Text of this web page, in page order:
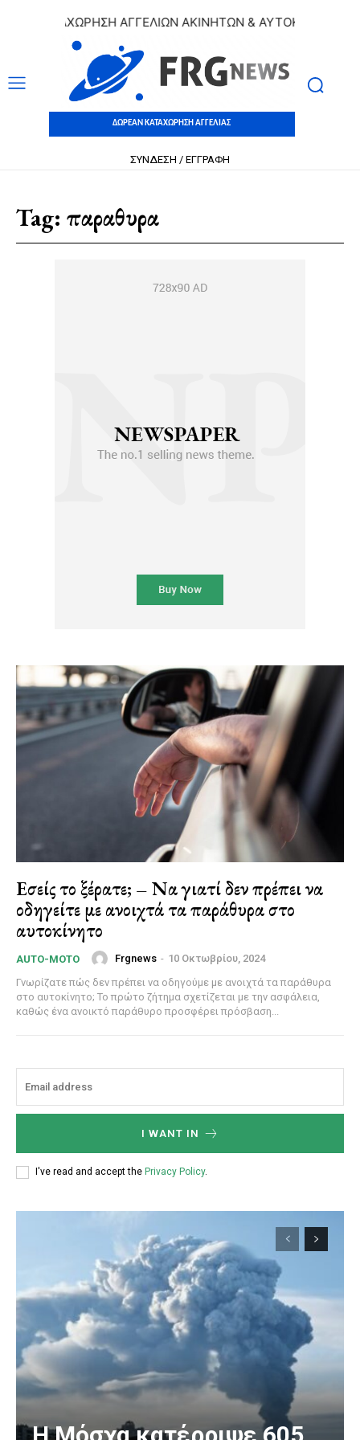
ΚΑΤΑΧΩΡΗΣΗ ΑΓΓΕΛΙΩΝ ΑΚΙΝΗΤΩΝ & ΑΥΤΟΚΙΝΗΤΩΝ |
ΔΩΡΕΑΝ ΚΑΤΑΧΩΡΗΣΗ ΑΓΓΕΛΙΑΣ
ΣΥΝΔΕΣΗ / ΕΓΓΡΑΦΗ
Tag: παραθυρα
Εσείς το ξέρατε; – Να γιατί δεν πρέπει να
οδηγείτε με ανοιχτά τα παράθυρα στο
αυτοκίνητο
AUTO-MOTO Frgnews - 10 Οκτωβρίου, 2024
Γνωρίζατε πώς δεν πρέπει να οδηγούμε με ανοιχτά τα παράθυρα
στο αυτοκίνητο; Το πρώτο ζήτημα σχετίζεται με την ασφάλεια,
καθώς ένα ανοικτό παράθυρο προσφέρει πρόσβαση...
I WANT IN
I've read and accept the Privacy Policy.